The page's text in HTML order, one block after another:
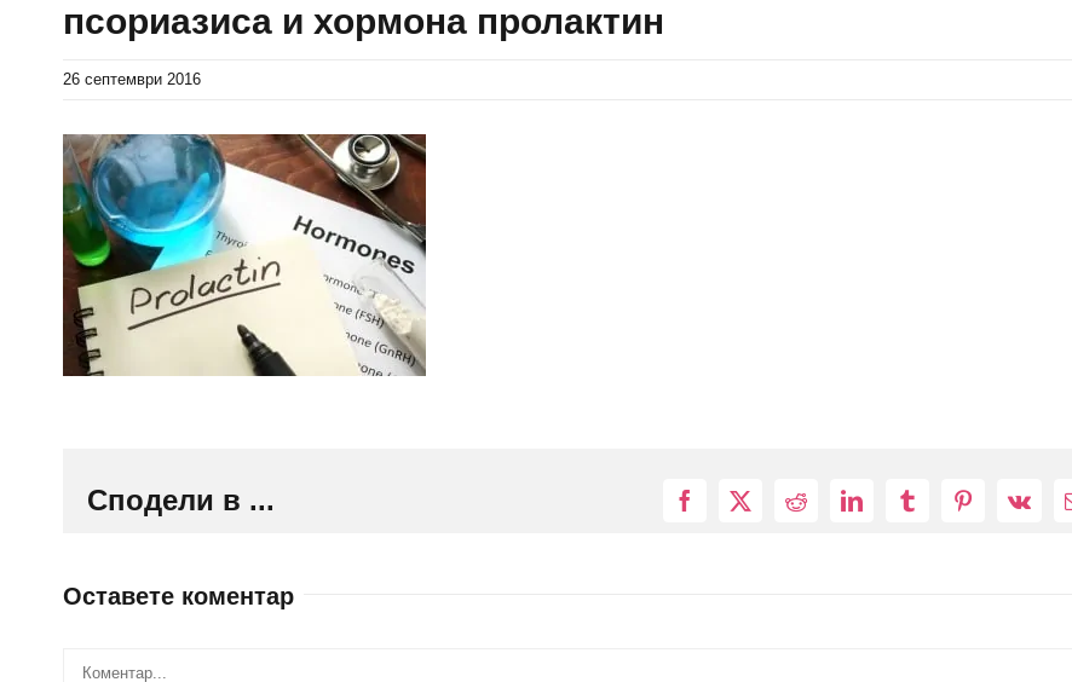
псориазиса и хормона пролактин
26 септември 2016
Сподели в ... Facebook
X RedditLinkedInTumblrPinterest
Vk
Оставете коментар